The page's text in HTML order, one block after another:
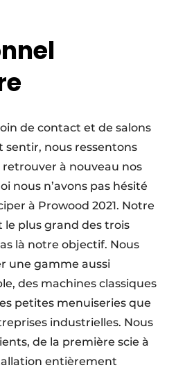
de contact et de salons
sentir, nous ressentons
retrouver à nouveau nos
nous n’avons pas hésité
à Prowood 2021. Notre
le plus grand des trois
là notre objectif. Nous
une gamme aussi
des machines classiques
petites menuiseries que
industrielles. Nous
de la première scie à
entièrement